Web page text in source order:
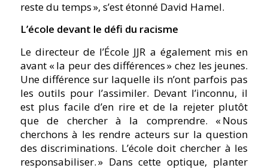
reste du temps », s’est étonné David Hamel.
L’école devant le défi du racisme
Le directeur de l’École JJR a également mis en
avant « la peur des différences » chez les jeunes.
Une différence sur laquelle ils n’ont parfois pas
les outils pour l’assimiler. Devant l’inconnu, il
est plus facile d’en rire et de la rejeter plutôt
que de chercher à la comprendre. « Nous
cherchons à les rendre acteurs sur la question
des discriminations. L’école doit chercher à les
responsabiliser. » Dans cette optique, planter